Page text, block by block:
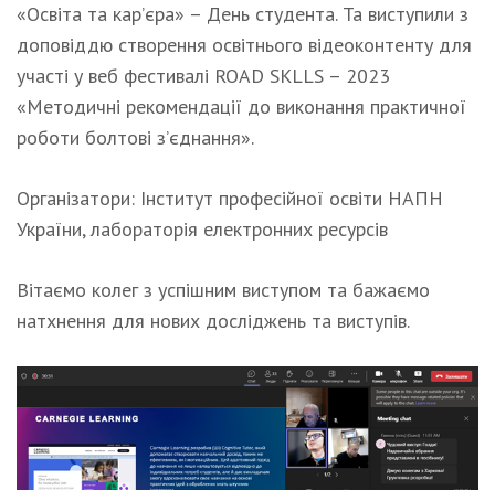
«Освіта та кар’єра» – День студента. Та виступили з
доповіддю створення освітнього відеоконтенту для
участі у веб фестивалі ROAD SKLLS – 2023
«Методичні рекомендації до виконання практичної
роботи болтові з’єднання».
Організатори: Інститут професійної освіти НАПН
України, лабораторія електронних ресурсів
Вітаємо колег з успішним виступом та бажаємо
натхнення для нових досліджень та виступів.